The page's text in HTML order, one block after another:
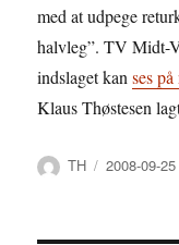
med at udpege
halvleg”. TV Midt-
indslaget kanses
Klaus Thøstesen
Forfatter
TH Udgivet
2008-09-25